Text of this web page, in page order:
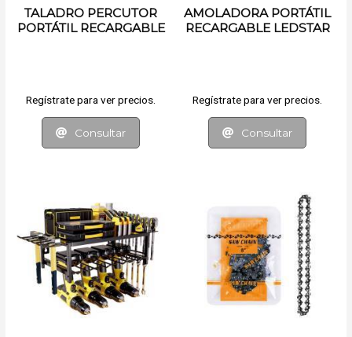
TALADRO PERCUTOR
PORTÁTIL RECARGABLE
Regístrate para ver precios.
Consultar
AMOLADORA PORTÁTIL
RECARGABLE LEDSTAR
Regístrate para ver precios.
Consultar